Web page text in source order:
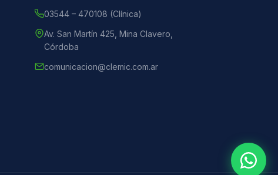
03544 – 470108 (Clínica)
Av. San Martín 425, Mina Clavero,
Córdoba
comunicacion@clemic.com.ar